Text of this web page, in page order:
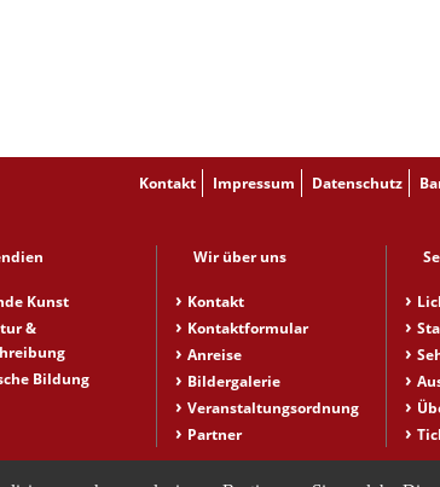
Kontakt Impressum Datenschutz
Kunst
&
Bildung
Wir über uns
Kontakt
Kontaktformular
Anreise
Bildergalerie
Veranstaltungsordnung
Partner